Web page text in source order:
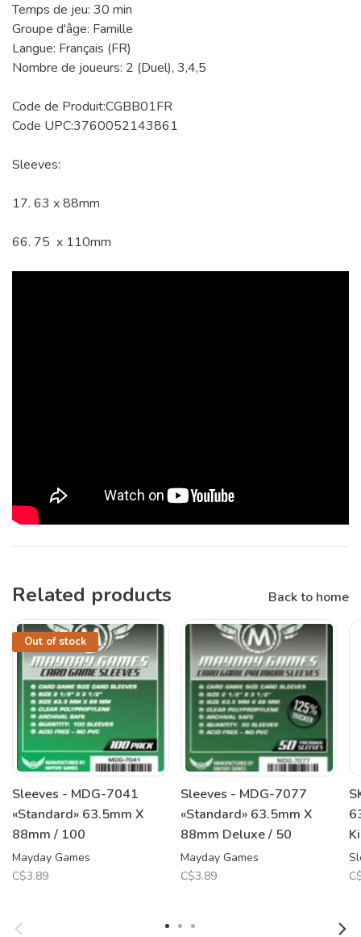
Temps de jeu: 30 min
Groupe d'âge: Famille
Langue: Français (FR)
Nombre de joueurs: 2 (Duel), 3,4,5
Code de Produit:CGBB01FR
Code UPC:3760052143861
Sleeves:
17. 63 x 88mm
66. 75 x 110mm
Related products Back to home
Out of stock
Sleeves - MDG-7041
«Standard» 63.5mm X
88mm / 100
Mayday Games
C$3.89
Sleeves - MDG-7077
«Standard» 63.5mm X
88mm Deluxe / 50
Mayday Games
C$3.89